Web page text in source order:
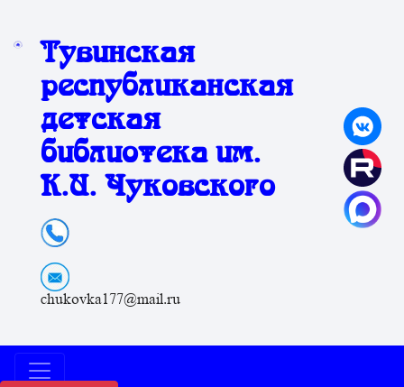
Тувинская
республиканская
детская
библиотека им.
К.И. Чуковского
chukovka177@mail.ru